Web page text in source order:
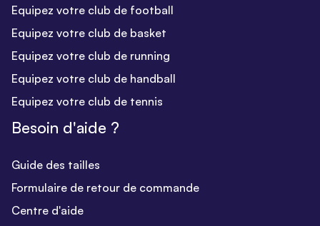
Equipez votre club de football
Equipez votre club de basket
Equipez votre club de running
Equipez votre club de handball
Equipez votre club de tennis
Besoin d'aide ?
Guide des tailles
Formulaire de retour de commande
Centre d'aide